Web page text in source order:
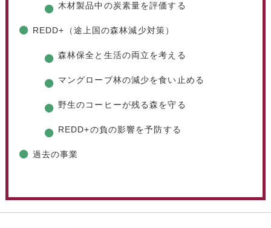
木材製品中の炭素量を評価する
REDD+（途上国の森林減少対策）
森林保全と生活の両立を考える
マングローブ林の減少を食い止める
野生のコーヒーが残る森を守る
REDD+の負の影響を予防する
過去の事業